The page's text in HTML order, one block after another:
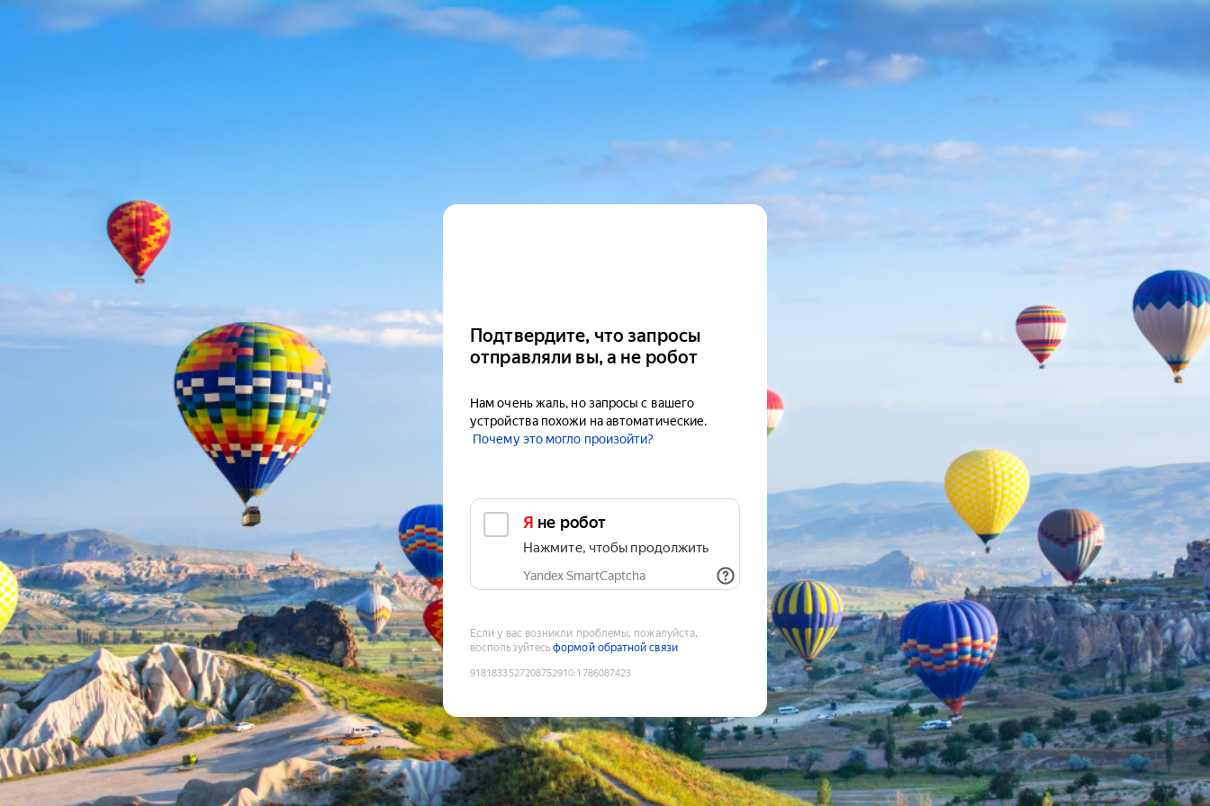
Подтвердите, что запросы
отправляли вы, а не робот
Нам очень жаль, но запросы с вашего
устройства похожи на автоматические.
Почему это могло произойти?
Я не робот
Нажмите, чтобы продолжить
Yandex SmartCaptcha
Если у вас возникли проблемы, пожалуйста,
воспользуйтесьформой обратной связи
9181833527208752910:1786087423